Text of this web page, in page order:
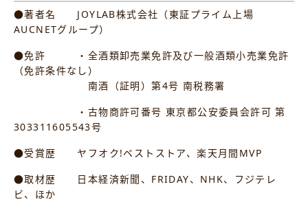
●著者名 JOYLAB株式会社（東証プライム上場
AUCNETグループ）
●免許 ・全酒類卸売業免許及び一般酒類小売業免許
（免許条件なし）
南酒（証明）第4号 南税務署
・古物商許可番号 東京都公安委員会許可 第
303311605543号
●受賞歴 ヤフオク!ベストストア、楽天月間MVP
●取材歴 日本経済新聞、FRIDAY、NHK、フジテレ
ビ、ほか